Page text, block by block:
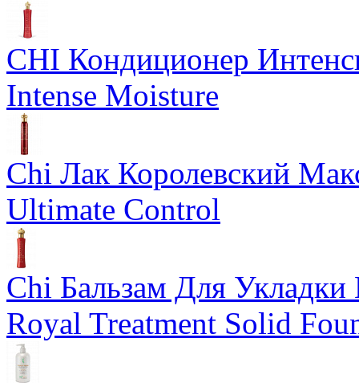
CHI Кондиционер
Intense Moisture
Chi Лак Королевский
Ultimate Control
Chi Бальзам Для
Royal Treatment Solid